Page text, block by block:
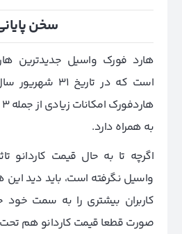
سخن
هارد فورک واسیل جدیدترین
به همراه دارد.
اگرچه تا به حال قیمت کاردانو
واسیل نگرفته است، باید دید این
کاربران بیشتری را به سمت خود
صورت قطعا قیمت کاردانو هم تحت